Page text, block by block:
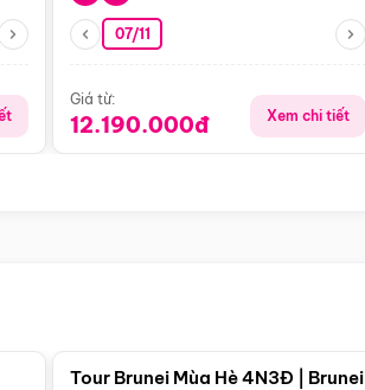
07/11
Giá từ:
12.190.000đ Xem chi tiết
Tour Brunei Mùa Hè 4N3Đ | Brunei